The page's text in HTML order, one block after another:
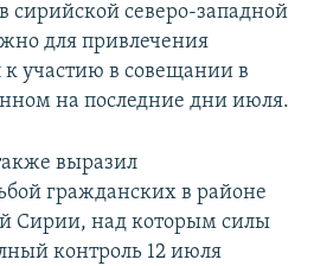
сирийской северо-западной
для привлечения
к участию в совещании в
на последние дни июля.
выразил
гражданских в районе
Сирии, над которым силы
контроль 12 июля